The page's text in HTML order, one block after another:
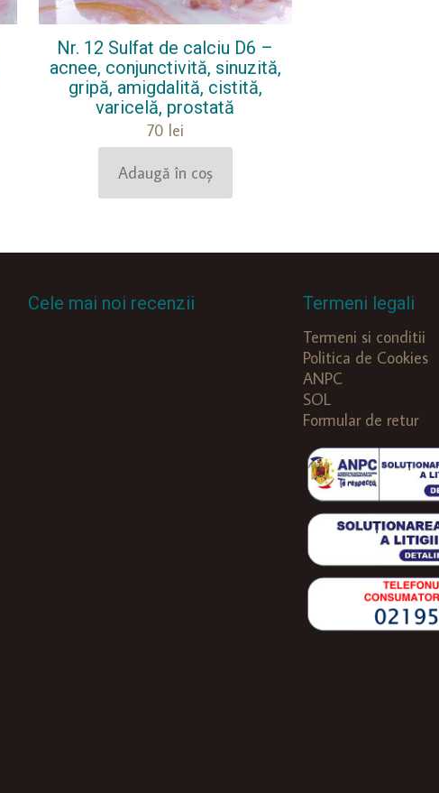
Nr. 12 Sulfat de calciu D6 –
acnee, conjunctivită, sinuzită,
gripă, amigdalită, cistită,
varicelă, prostată
70 lei
Adaugă în coș
Cele mai noi recenzii Termeni legali
Termeni si conditii
Politica de Cookies
ANPC
SOL
Formular de retur